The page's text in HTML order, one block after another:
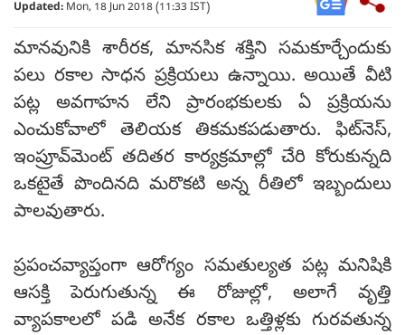
Updated: Mon, 18 Jun 2018 (11:33 IST)
మానవునికి శారీరక, మానసిక శక్తిని సమకూర్చేందుకు
పలు రకాల సాధన ప్రక్రియలు ఉన్నాయి. అయితే వీటి
పట్ల అవగాహన లేని ప్రారంభకులకు ఏ ప్రక్రియను
ఎంచుకోవాలో తెలియక తికమకపడుతారు. ఫిట్‌నెస్,
ఇంప్రూవ్‌మెంట్ తదితర కార్యక్రమాల్లో చేరి కోరుకున్నది
ఒకటైతే పొందినది మరొకటి అన్న రీతిలో ఇబ్బందులు
పాలవుతారు.
ప్రపంచవ్యాప్తంగా ఆరోగ్యం సమతుల్యత పట్ల మనిషికి
ఆసక్తి పెరుగుతున్న ఈ రోజుల్లో, అలాగే వృత్తి
వ్యాపకాలలో పడి అనేక రకాల ఒత్తిళ్లకు గురవతున్న